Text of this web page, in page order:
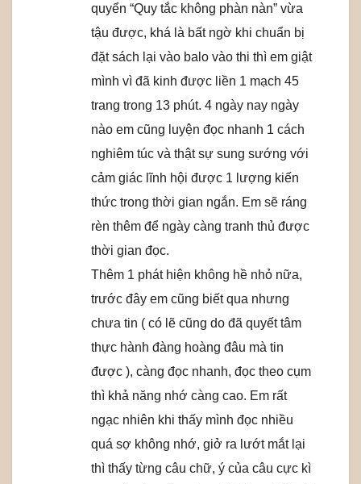
quyển “Quy tắc không phàn nàn” vừa
tậu được, khá là bất ngờ khi chuẩn bị
đặt sách lại vào balo vào thi thì em giật
mình vì đã kinh được liền 1 mạch 45
trang trong 13 phút. 4 ngày nay ngày
nào em cũng luyện đọc nhanh 1 cách
nghiêm túc và thật sự sung sướng với
cảm giác lĩnh hội được 1 lượng kiến
thức trong thời gian ngắn. Em sẽ ráng
rèn thêm để ngày càng tranh thủ được
thời gian đọc.
Thêm 1 phát hiện không hề nhỏ nữa,
trước đây em cũng biết qua nhưng
chưa tin ( có lẽ cũng do đã quyết tâm
thực hành đàng hoàng đâu mà tin
được ), càng đọc nhanh, đọc theo cụm
thì khả năng nhớ càng cao. Em rất
ngạc nhiên khi thấy mình đọc nhiều
quá sợ không nhớ, giở ra lướt mắt lại
thì thấy từng câu chữ, ý của câu cực kì